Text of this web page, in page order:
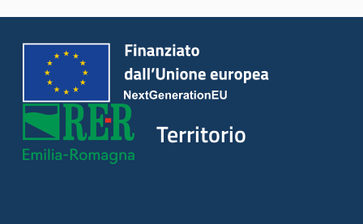
Leggi Atti Bandi
Piani Programmi
Progetti
Territorio